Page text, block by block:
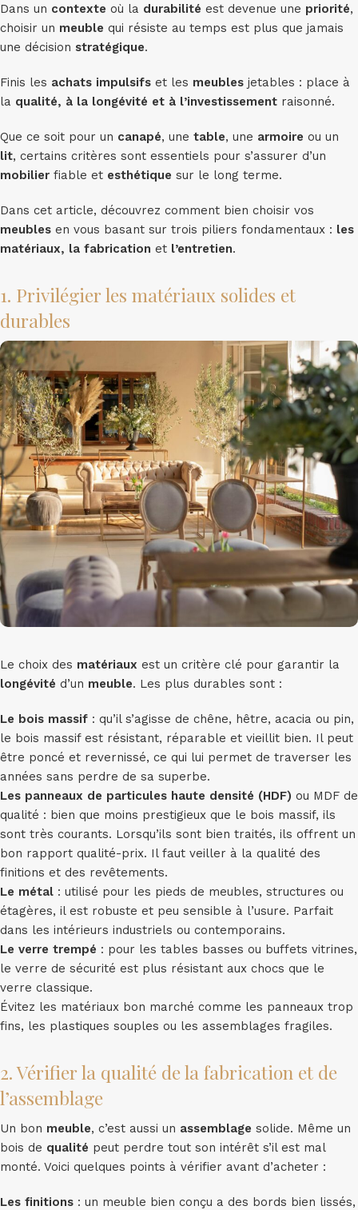
Dans un contexte où la durabilité est devenue une priorité,
choisir un meuble qui résiste au temps est plus que jamais
une décision stratégique.
Finis les achats impulsifs et les meubles jetables : place à
la qualité, à la longévité et à l’investissement raisonné.
Que ce soit pour un canapé, une table, une armoire ou un
lit, certains critères sont essentiels pour s’assurer d’un
mobilier fiable et esthétique sur le long terme.
Dans cet article, découvrez comment bien choisir vos
meubles en vous basant sur trois piliers fondamentaux : les
matériaux, la fabrication et l’entretien.
1. Privilégier les matériaux solides et
durables
Le choix des matériaux est un critère clé pour garantir la
longévité d’un meuble. Les plus durables sont :
Le bois massif : qu’il s’agisse de chêne, hêtre, acacia ou pin,
le bois massif est résistant, réparable et vieillit bien. Il peut
être poncé et revernissé, ce qui lui permet de traverser les
années sans perdre de sa superbe.
Les panneaux de particules haute densité (HDF) ou MDF de
qualité : bien que moins prestigieux que le bois massif, ils
sont très courants. Lorsqu’ils sont bien traités, ils offrent un
bon rapport qualité-prix. Il faut veiller à la qualité des
finitions et des revêtements.
Le métal : utilisé pour les pieds de meubles, structures ou
étagères, il est robuste et peu sensible à l’usure. Parfait
dans les intérieurs industriels ou contemporains.
Le verre trempé : pour les tables basses ou buffets vitrines,
le verre de sécurité est plus résistant aux chocs que le
verre classique.
Évitez les matériaux bon marché comme les panneaux trop
fins, les plastiques souples ou les assemblages fragiles.
2. Vérifier la qualité de la fabrication et de
l’assemblage
Un bon meuble, c’est aussi un assemblage solide. Même un
bois de qualité peut perdre tout son intérêt s’il est mal
monté. Voici quelques points à vérifier avant d’acheter :
Les finitions : un meuble bien conçu a des bords bien lissés,